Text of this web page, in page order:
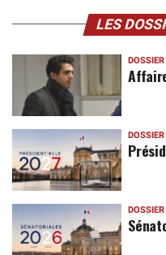
LES
DOSSIER
DOSSIER
DOSSIER